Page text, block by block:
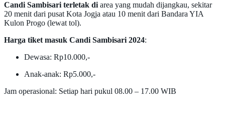
Candi Sambisari terletak di area yang mudah dijangkau, sekitar
20 menit dari pusat Kota Jogja atau 10 menit dari Bandara YIA
Kulon Progo (lewat tol).
Harga tiket masuk Candi Sambisari 2024:
Dewasa: Rp10.000,-
Anak-anak: Rp5.000,-
Jam operasional: Setiap hari pukul 08.00 – 17.00 WIB